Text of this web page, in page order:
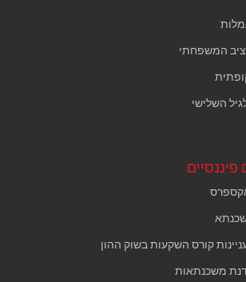
המשפחתי
השלישי
פיננסיים
קורס השקעות בשוק ההון
משכנתאות